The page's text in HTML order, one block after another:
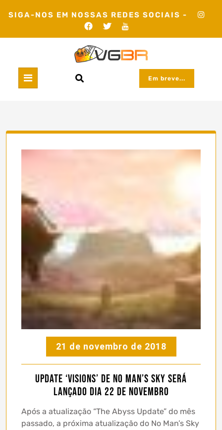
SIGA-NOS EM NOSSAS REDES SOCIAIS -
Em breve...
21 de novembro de 2018
Update ‘Visions’ de No Man’s Sky será
lançado dia 22 de Novembro
Após a atualização “The Abyss Update” do mês
passado, a próxima atualização do No Man’s Sky